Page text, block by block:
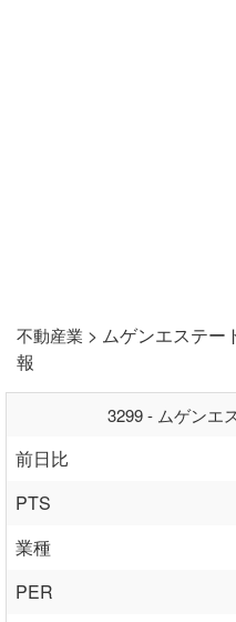
不動産業 > ムゲンエステー
報
3299 - ムゲンエ
前日比
PTS
業種
PER